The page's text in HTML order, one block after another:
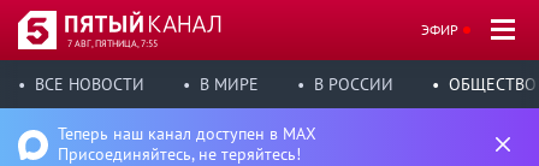
7 АВГ, ПЯТНИЦА, 7:55
ЭФИР
ВСЕ НОВОСТИ В МИРЕ В РОССИИ ОБЩЕСТВО
Теперь наш канал доступен в MAX
Присоединяйтесь, не теряйтесь!